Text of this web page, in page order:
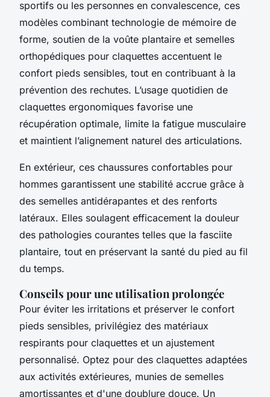
sportifs ou les personnes en convalescence, ces
modèles combinant technologie de mémoire de
forme, soutien de la voûte plantaire et semelles
orthopédiques pour claquettes accentuent le
confort pieds sensibles, tout en contribuant à la
prévention des rechutes. L’usage quotidien de
claquettes ergonomiques favorise une
récupération optimale, limite la fatigue musculaire
et maintient l’alignement naturel des articulations.
En extérieur, ces chaussures confortables pour
hommes garantissent une stabilité accrue grâce à
des semelles antidérapantes et des renforts
latéraux. Elles soulagent efficacement la douleur
des pathologies courantes telles que la fasciite
plantaire, tout en préservant la santé du pied au fil
du temps.
Conseils pour une utilisation prolongée
Pour éviter les irritations et préserver le confort
pieds sensibles, privilégiez des matériaux
respirants pour claquettes et un ajustement
personnalisé. Optez pour des claquettes adaptées
aux activités extérieures, munies de semelles
amortissantes et d'une doublure douce. Un